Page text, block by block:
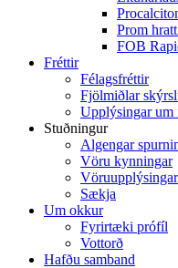
Prom
FOB
Fréttir
Félagsfréttir
Fjölmiðlar
Upplýsingar um
Stuðningur
Algengar
Vöru kynningar
Vöruupplýsingar
Sækja
Um okkur
Fyrirtæki prófíl
Vottorð
Hafðu samband